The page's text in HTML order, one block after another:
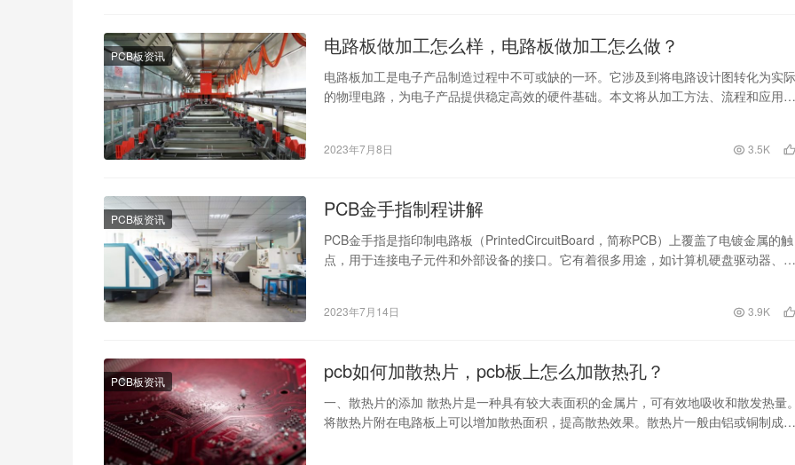
PCB板资讯 电路板做加工怎么样，电路板做加工怎么做？
电路板加工是电子产品制造过程中不可或缺的一环。它涉及到将电路设计图转化为实际
的物理电路，为电子产品提供稳定高效的硬件基础。本文将从加工方法、流程和应用指
2023年7月8日 3.5K
PCB板资讯 PCB金手指制程讲解
PCB金手指是指印制电路板（PrintedCircuitBoard，简称PCB）上覆盖了电镀金属的触
点，用于连接电子元件和外部设备的接口。它有着很多用途，如计算机硬盘驱动器、显
2023年7月14日 3.9K
PCB板资讯 pcb如何加散热片，pcb板上怎么加散热孔？
一、散热片的添加 散热片是一种具有较大表面积的金属片，可有效地吸收和散发热量。
将散热片附在电路板上可以增加散热面积，提高散热效果。散热片一般由铝或铜制成，